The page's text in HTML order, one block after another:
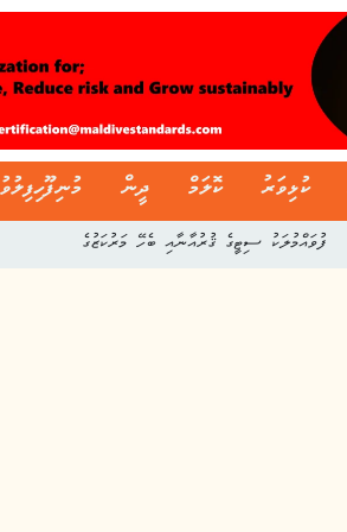
ކުޅިވަރު ކޮލަމް ދީން
ފުވައްމުލަކު ސިޓީގެ ޤުރުއާނާއި ބެހޭ މަރުކަޒުގެ